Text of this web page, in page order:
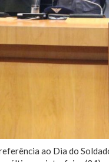
ao Dia do